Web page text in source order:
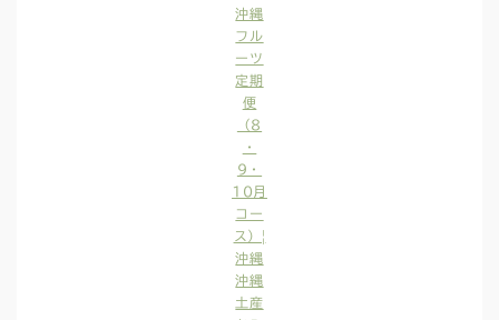
沖縄
フル
ーツ
定期
便
（8
・
9・
10月
コー
ス）|
沖縄
沖縄
土産